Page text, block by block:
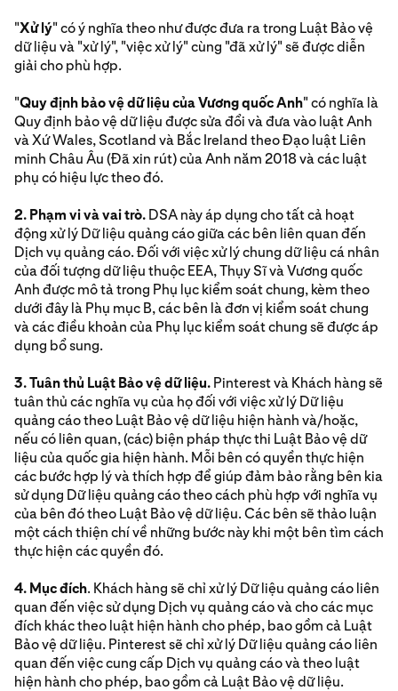
"Xử lý" có ý nghĩa theo như được đưa ra trong Luật Bảo vệ
dữ liệu và "xử lý", "việc xử lý" cùng "đã xử lý" sẽ được diễn
giải cho phù hợp.
"Quy định bảo vệ dữ liệu của Vương quốc Anh" có nghĩa là
Quy định bảo vệ dữ liệu được sửa đổi và đưa vào luật Anh
và Xứ Wales, Scotland và Bắc Ireland theo Đạo luật Liên
minh Châu Âu (Đã xin rút) của Anh năm 2018 và các luật
phụ có hiệu lực theo đó.
2. Phạm vi và vai trò. DSA này áp dụng cho tất cả hoạt
động xử lý Dữ liệu quảng cáo giữa các bên liên quan đến
Dịch vụ quảng cáo. Đối với việc xử lý chung dữ liệu cá nhân
của đối tượng dữ liệu thuộc EEA, Thụy Sĩ và Vương quốc
Anh được mô tả trong Phụ lục kiểm soát chung, kèm theo
dưới đây là Phụ mục B, các bên là đơn vị kiểm soát chung
và các điều khoản của Phụ lục kiểm soát chung sẽ được áp
dụng bổ sung.
3. Tuân thủ Luật Bảo vệ dữ liệu. Pinterest và Khách hàng sẽ
tuân thủ các nghĩa vụ của họ đối với việc xử lý Dữ liệu
quảng cáo theo Luật Bảo vệ dữ liệu hiện hành và/hoặc,
nếu có liên quan, (các) biện pháp thực thi Luật Bảo vệ dữ
liệu của quốc gia hiện hành. Mỗi bên có quyền thực hiện
các bước hợp lý và thích hợp để giúp đảm bảo rằng bên kia
sử dụng Dữ liệu quảng cáo theo cách phù hợp với nghĩa vụ
của bên đó theo Luật Bảo vệ dữ liệu. Các bên sẽ thảo luận
một cách thiện chí về những bước này khi một bên tìm cách
thực hiện các quyền đó.
4. Mục đích. Khách hàng sẽ chỉ xử lý Dữ liệu quảng cáo liên
quan đến việc sử dụng Dịch vụ quảng cáo và cho các mục
đích khác theo luật hiện hành cho phép, bao gồm cả Luật
Bảo vệ dữ liệu. Pinterest sẽ chỉ xử lý Dữ liệu quảng cáo liên
quan đến việc cung cấp Dịch vụ quảng cáo và theo luật
hiện hành cho phép, bao gồm cả Luật Bảo vệ dữ liệu.